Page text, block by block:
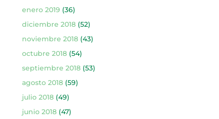
enero 2019 (36)
diciembre 2018(52)
noviembre 2018(43)
octubre 2018(54)
septiembre 2018(53)
agosto 2018(59)
julio 2018(49)
junio 2018(47)